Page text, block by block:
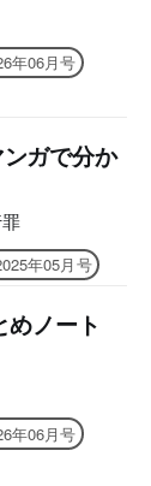
年06月号
ガで分か
年05月号
めノート
年06月号